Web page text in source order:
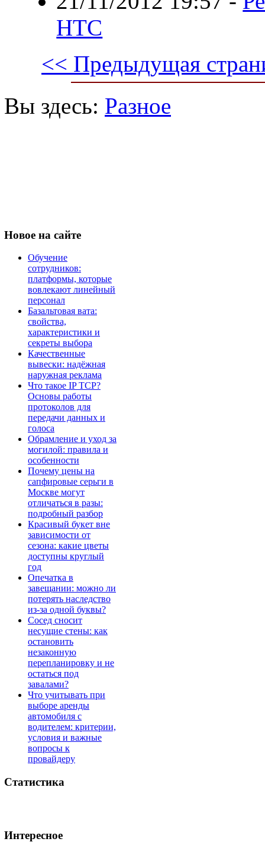
HTC
<< Предыдущая
Вы здесь: Разное
Новое на сайте
Обучение
сотрудников:
платформы, которые
вовлекают линейный
персонал
Базальтовая вата:
свойства,
характеристики и
секреты выбора
Качественные
вывески: надёжная
наружная реклама
Что такое IP TCP?
Основы работы
протоколов для
передачи данных и
голоса
Обрамление и уход за
могилой: правила и
особенности
Почему цены на
сапфировые серьги в
Москве могут
отличаться в разы:
подробный разбор
Красивый букет вне
зависимости от
сезона: какие цветы
доступны круглый
год
Опечатка в
завещании: можно ли
потерять наследство
из-за одной буквы?
Сосед сносит
несущие стены: как
остановить
незаконную
перепланировку и не
остаться под
завалами?
Что учитывать при
выборе аренды
автомобиля с
водителем: критерии,
условия и важные
вопросы к
провайдеру
Статистика
Интересное